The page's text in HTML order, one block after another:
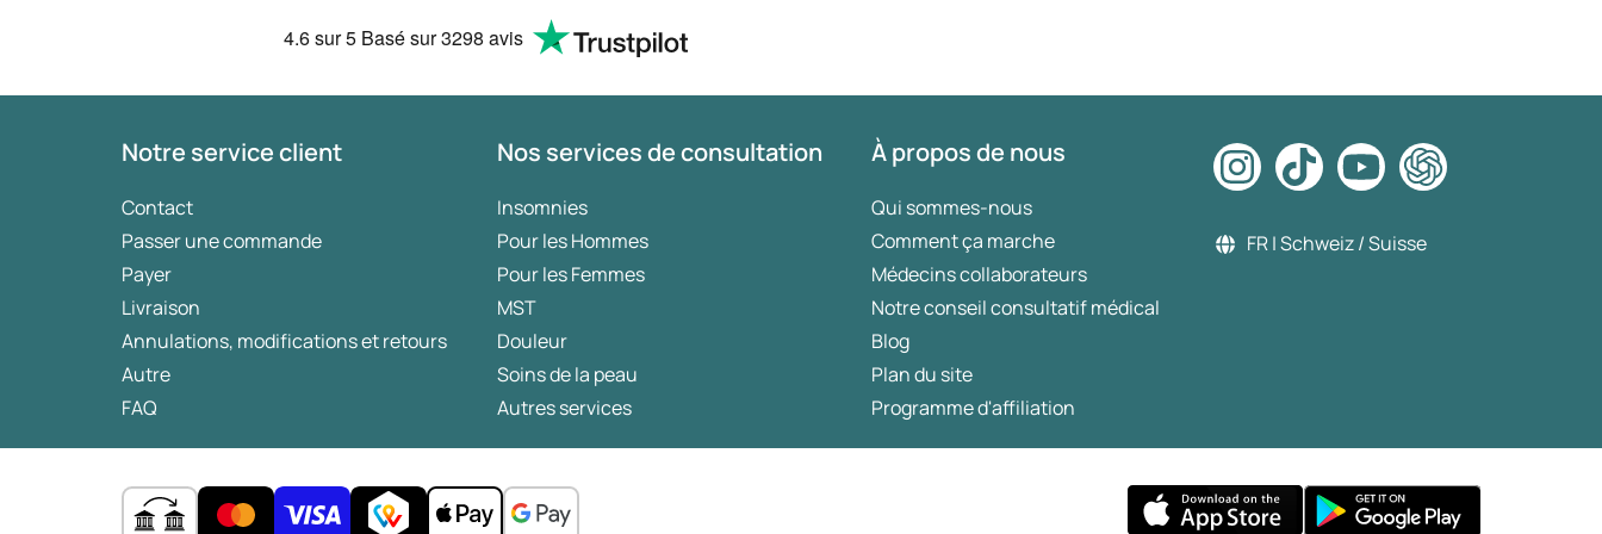
4.6sur 5 Basé sur3298 avis
Notre service client
Contact
Passer une commande
Payer
Livraison
Annulations, modifications et retours
Autre
FAQ
Nos services de consultation
Insomnies
Pour les Hommes
Pour les Femmes
MST
Douleur
Soins de la peau
Autres services
À propos de nous
Qui sommes-nous
Comment ça marche
Médecins collaborateurs
Notre conseil consultatif médical
Blog
Plan du site
Programme d'affiliation
FR | Schweiz / Suisse